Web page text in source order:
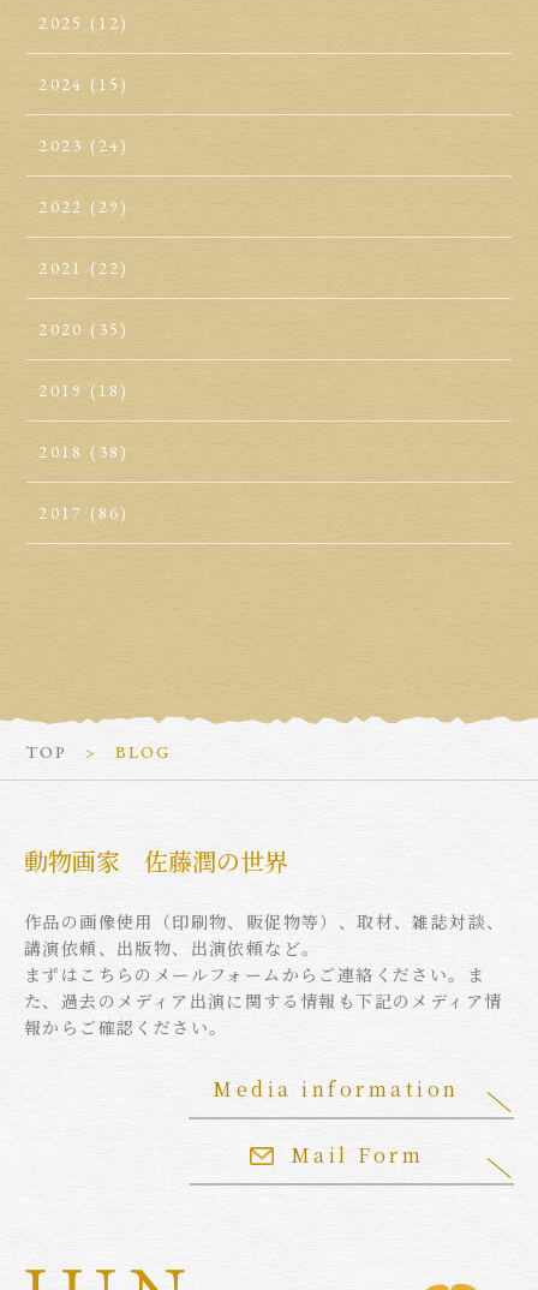
2025 (12)
2024 (15)
2023 (24)
2022 (29)
2021 (22)
2020 (35)
2019 (18)
2018 (38)
2017 (86)
TOP BLOG
動物画家 佐藤潤の世界
作品の画像使用（印刷物、販促物等）、取材、雑誌対談、
講演依頼、出版物、出演依頼など。
まずはこちらのメールフォームからご連絡ください。ま
た、過去のメディア出演に関する情報も下記のメディア情
報からご確認ください。
Mail Form
Media information